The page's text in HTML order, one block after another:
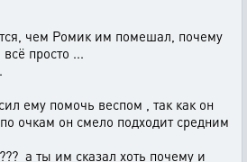
чем Ромик им помешал, почему
просто ...
ему помочь веспом , так как он
очкам он смело подходит средним
а ты им сказал хоть почему и